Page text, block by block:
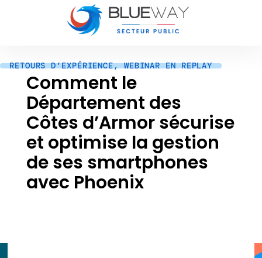
RETOURS D’EXPÉRIENCE,WEBINAR EN REPLAY
Comment le
Département des
Côtes d’Armor sécurise
et optimise la gestion
de ses smartphones
avec Phoenix